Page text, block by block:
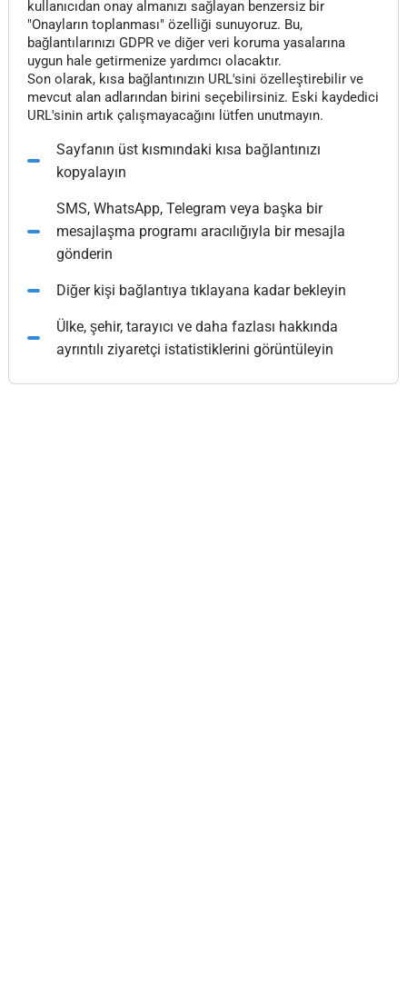
kullanıcıdan onay almanızı sağlayan benzersiz bir
"Onayların toplanması" özelliği sunuyoruz. Bu,
bağlantılarınızı GDPR ve diğer veri koruma yasalarına
uygun hale getirmenize yardımcı olacaktır.
Son olarak, kısa bağlantınızın URL'sini özelleştirebilir ve
mevcut alan adlarından birini seçebilirsiniz. Eski kaydedici
URL'sinin artık çalışmayacağını lütfen unutmayın.
Sayfanın üst kısmındaki kısa bağlantınızı
kopyalayın
SMS, WhatsApp, Telegram veya başka bir
mesajlaşma programı aracılığıyla bir mesajla
gönderin
Diğer kişi bağlantıya tıklayana kadar bekleyin
Ülke, şehir, tarayıcı ve daha fazlası hakkında
ayrıntılı ziyaretçi istatistiklerini görüntüleyin